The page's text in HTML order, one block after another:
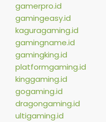
gamerpro.id
gamingeasy.id
kaguragaming.id
gamingname.id
gamingking.id
platformgaming.id
kinggaming.id
gogaming.id
dragongaming.id
ultigaming.id